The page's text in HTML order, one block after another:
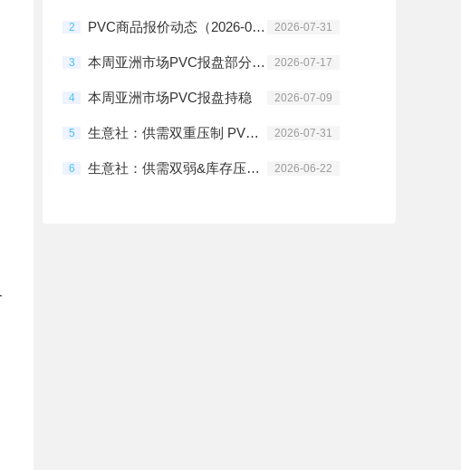
2 PVC商品报价动态（2026-07-31） 2026-07-31
3 本周亚洲市场PVC报盘部分地区上调 2026-07-17
4 本周亚洲市场PVC报盘持稳 2026-07-09
5 生意社：供需双重压制 PVC行情震荡走跌 2026-07-31
6 生意社：供需双弱&库存压制 PVC行情震荡偏弱 2026-06-22